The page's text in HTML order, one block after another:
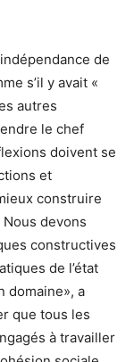
de
s’il y avait «
autres
le chef
doivent se
et
construire
devons
constructives
de l’état
domaine», a
que tous les
à travailler